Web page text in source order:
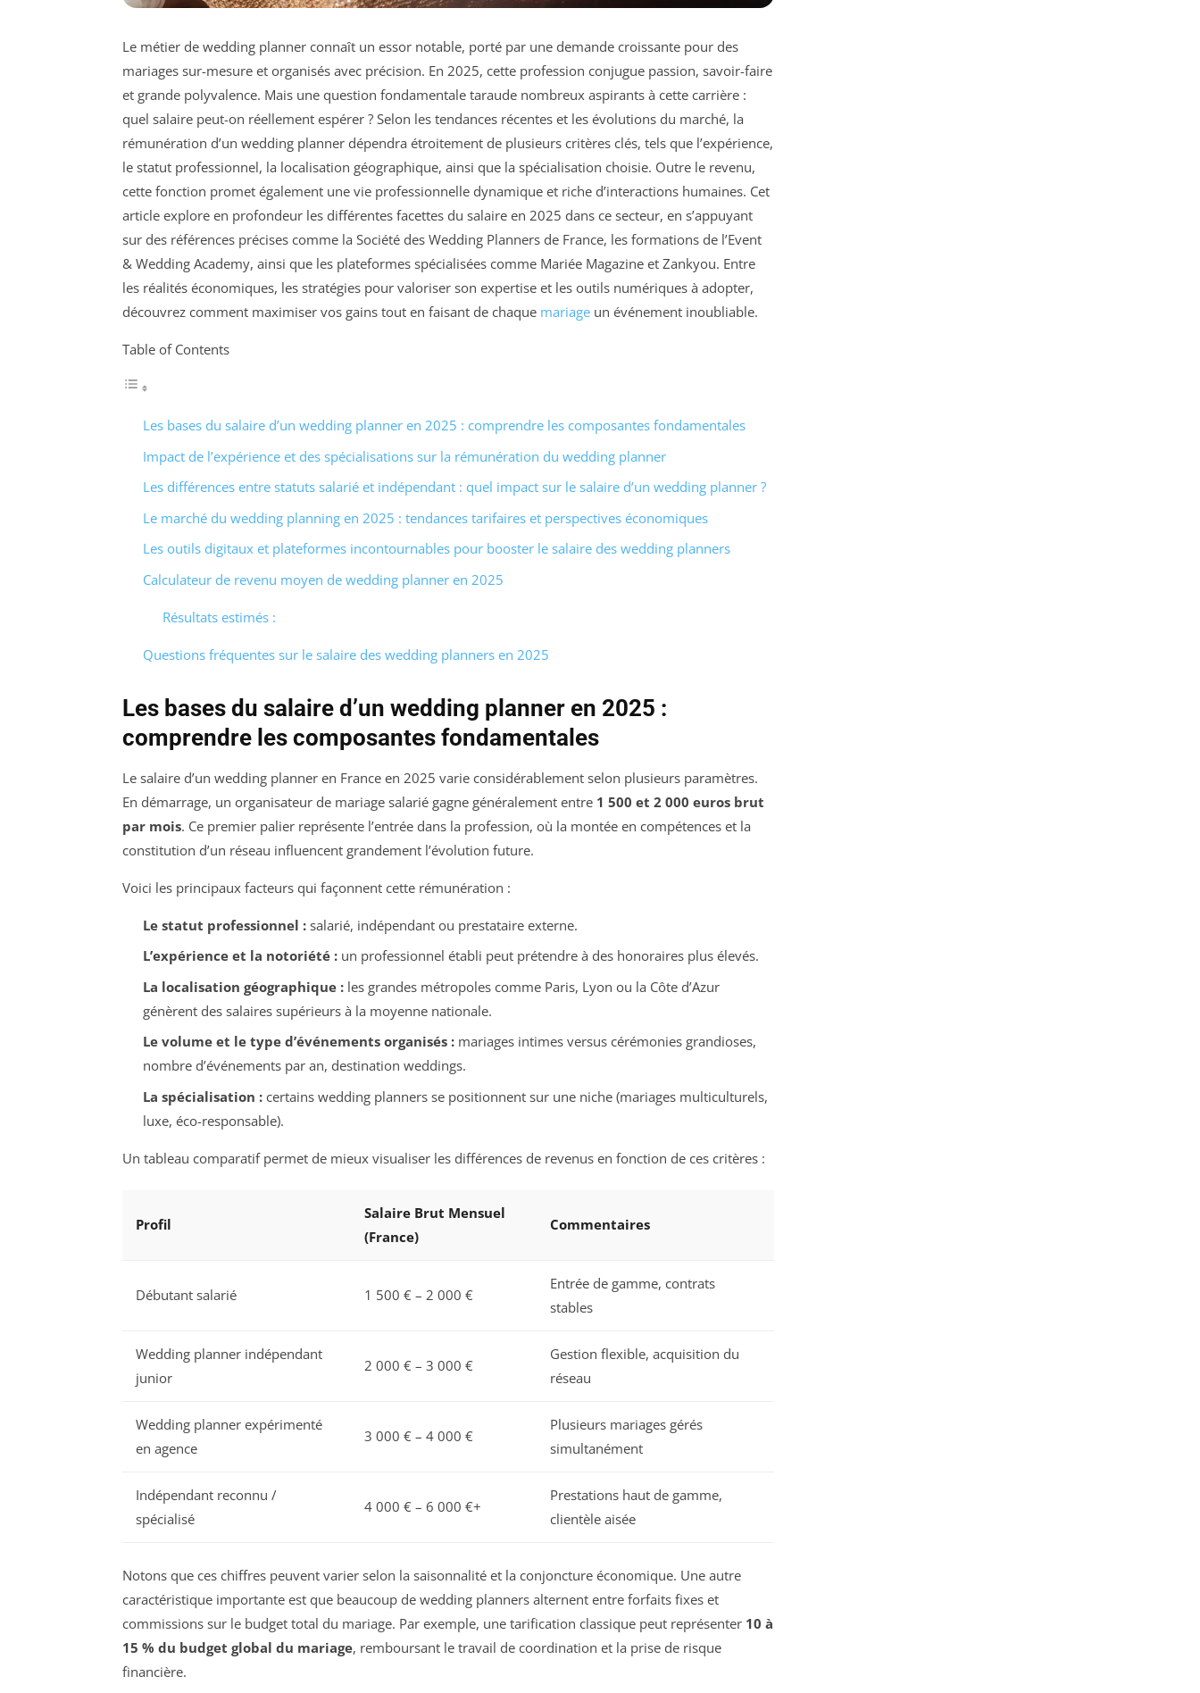
Le métier de wedding planner connaît un essor notable, porté par une demande croissante pour des
mariages sur-mesure et organisés avec précision. En 2025, cette profession conjugue passion, savoir-faire
et grande polyvalence. Mais une question fondamentale taraude nombreux aspirants à cette carrière :
quel salaire peut-on réellement espérer ? Selon les tendances récentes et les évolutions du marché, la
rémunération d’un wedding planner dépendra étroitement de plusieurs critères clés, tels que l’expérience,
le statut professionnel, la localisation géographique, ainsi que la spécialisation choisie. Outre le revenu,
cette fonction promet également une vie professionnelle dynamique et riche d’interactions humaines. Cet
article explore en profondeur les différentes facettes du salaire en 2025 dans ce secteur, en s’appuyant
sur des références précises comme la Société des Wedding Planners de France, les formations de l’Event
& Wedding Academy, ainsi que les plateformes spécialisées comme Mariée Magazine et Zankyou. Entre
les réalités économiques, les stratégies pour valoriser son expertise et les outils numériques à adopter,
découvrez comment maximiser vos gains tout en faisant de chaque mariage un événement inoubliable.
Table of Contents
Les bases du salaire d’un wedding planner en 2025 : comprendre les composantes fondamentales
Impact de l’expérience et des spécialisations sur la rémunération du wedding planner
Les différences entre statuts salarié et indépendant : quel impact sur le salaire d’un wedding planner ?
Le marché du wedding planning en 2025 : tendances tarifaires et perspectives économiques
Les outils digitaux et plateformes incontournables pour booster le salaire des wedding planners
Calculateur de revenu moyen de wedding planner en 2025
Résultats estimés :
Questions fréquentes sur le salaire des wedding planners en 2025
Les bases du salaire d’un wedding planner en 2025 :
comprendre les composantes fondamentales
Le salaire d’un wedding planner en France en 2025 varie considérablement selon plusieurs paramètres.
En démarrage, un organisateur de mariage salarié gagne généralement entre 1 500 et 2 000 euros brut
par mois. Ce premier palier représente l’entrée dans la profession, où la montée en compétences et la
constitution d’un réseau influencent grandement l’évolution future.
Voici les principaux facteurs qui façonnent cette rémunération :
Le statut professionnel :salarié, indépendant ou prestataire externe.
L’expérience et la notoriété :un professionnel établi peut prétendre à des honoraires plus élevés.
La localisation géographique :les grandes métropoles comme Paris, Lyon ou la Côte d’Azur
génèrent des salaires supérieurs à la moyenne nationale.
Le volume et le type d’événements organisés :mariages intimes versus cérémonies grandioses,
nombre d’événements par an, destination weddings.
La spécialisation :certains wedding planners se positionnent sur une niche (mariages multiculturels,
luxe, éco-responsable).
Un tableau comparatif permet de mieux visualiser les différences de revenus en fonction de ces critères :
Profil
Salaire Brut Mensuel
(France)
Commentaires
Débutant salarié 1 500 € – 2 000 €
Entrée de gamme, contrats
stables
Wedding planner indépendant
junior
2 000 € – 3 000 €
Gestion flexible, acquisition du
réseau
Wedding planner expérimenté
en agence
3 000 € – 4 000 €
Plusieurs mariages gérés
simultanément
Indépendant reconnu /
spécialisé
4 000 € – 6 000 €+
Prestations haut de gamme,
clientèle aisée
Notons que ces chiffres peuvent varier selon la saisonnalité et la conjoncture économique. Une autre
caractéristique importante est que beaucoup de wedding planners alternent entre forfaits fixes et
commissions sur le budget total du mariage. Par exemple, une tarification classique peut représenter 10 à
15 % du budget global du mariage, remboursant le travail de coordination et la prise de risque
financière.